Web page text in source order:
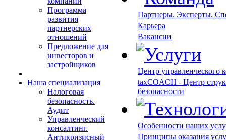
Программа
развития
партнерских
отношений
Предложение для
инвесторов и
застройщиков
Наша специализация
Налоговая
безопасность.
Аудит
Управленческий
консалтинг.
Антикризисный
Партнеры. Эксперты.
Карьера
Вакансии
Центр управленческого
taxCOACH - Центр
безопасности
Особенности наших
Принципы оказания